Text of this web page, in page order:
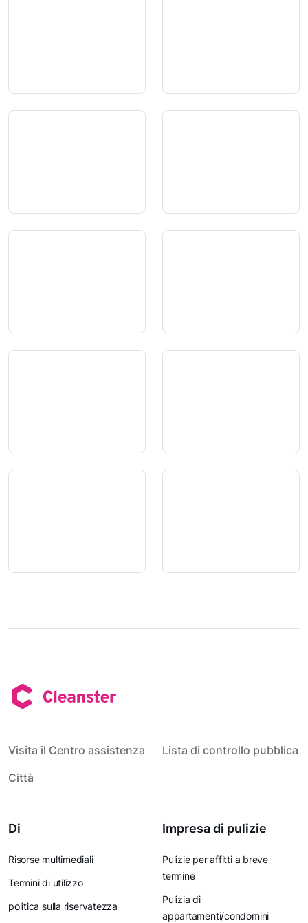
Visita il Centro assistenza
Lista di controllo pubblica
Città
Di
Risorse multimediali
Termini di utilizzo
politica sulla riservatezza
Impresa di pulizie
Pulizie per affitti a breve
termine
Pulizia di
appartamenti/condomini